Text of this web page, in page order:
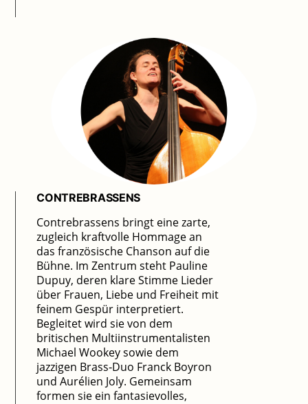
CONTREBRASSENS
Contrebrassens bringt eine zarte,
zugleich kraftvolle Hommage an
das französische Chanson auf die
Bühne. Im Zentrum steht Pauline
Dupuy, deren klare Stimme Lieder
über Frauen, Liebe und Freiheit mit
feinem Gespür interpretiert.
Begleitet wird sie von dem
britischen Multiinstrumentalisten
Michael Wookey sowie dem
jazzigen Brass‑Duo Franck Boyron
und Aurélien Joly. Gemeinsam
formen sie ein fantasievolles,